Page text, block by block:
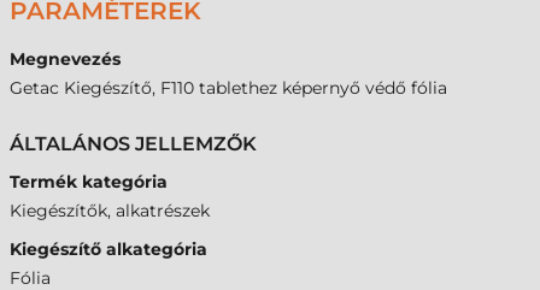
PARAMÉTEREK
Megnevezés
Getac Kiegészítő, F110 tablethez képernyő védő fólia
ÁLTALÁNOS JELLEMZŐK
Termék kategória
Kiegészítők, alkatrészek
Kiegészítő alkategória
Fólia